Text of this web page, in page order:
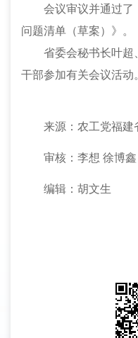
会议审议并通过了
问题清单（草案）》。
省委会秘书长叶超
干部参加有关会议活动
来源：农工党福建
审核：李想 徐博鑫
编辑：胡文生